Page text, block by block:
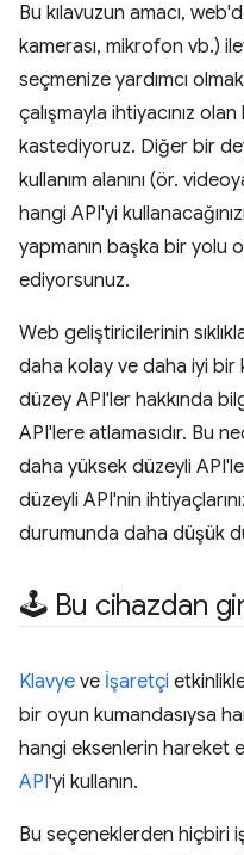
Bu kılavuzun amacı,
kamerası, mikrofon vb.)
seçmenize yardımcı
çalışmayla ihtiyacınız
kastediyoruz. Diğer bir
kullanım alanını (ör.
hangi API'yi
yapmanın başka bir yolu
ediyorsunuz.
Web geliştiricilerinin
daha kolay ve daha iyi bir
düzey API'ler hakkında
API'lere atlamasıdır. Bu
daha yüksek düzeyli
düzeyli API'nin
durumunda daha düşük
🕹 Bu cihazdan
Klavye ve İşaretçi
bir oyun kumandasıysa
hangi eksenlerin hareket
API'yi kullanın.
Bu seçeneklerden hiçbiri